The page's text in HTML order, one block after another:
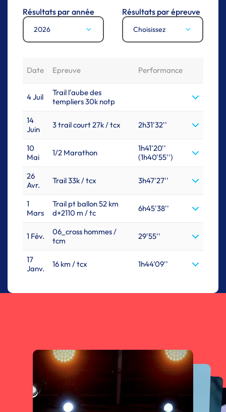
Résultats par année
2026
Résultats par épreuve
Choisissez
Date Epreuve Performance
4 Juil
Trail l'aube des
templiers 30k notp
14
Juin
3 trail court 27k / tcx 2h31'32''
10
Mai
1/2 Marathon
1h41'20''
(1h40'55'')
26
Avr.
Trail 33k / tcx 3h47'27''
1
Mars
Trail pt ballon 52 km
d+2110 m / tc
6h45'38''
1 Fév.
06_cross hommes /
tcm
29'55''
17
Janv.
16 km / tcx 1h44'09''